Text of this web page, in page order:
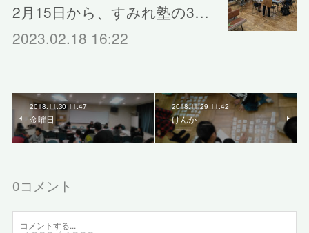
2月15日から、すみれ塾の3…
2023.02.18 16:22
2018.11.30 11:47
金曜日
2018.11.29 11:42
けんか
0コメント